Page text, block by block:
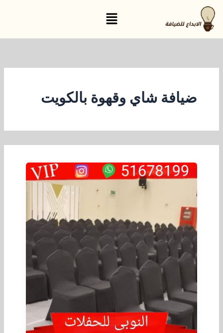
تخطي
إلى
المحتوى
القائمة
ضيافة شاي وقهوة بالكويت